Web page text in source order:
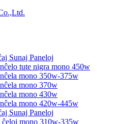
Sunaj Paneloj
tute nigra mono 450w
mono 350w-375w
mono 370w
mono 430w
mono 420w-445w
Sunaj Paneloj
mono 310w-335w